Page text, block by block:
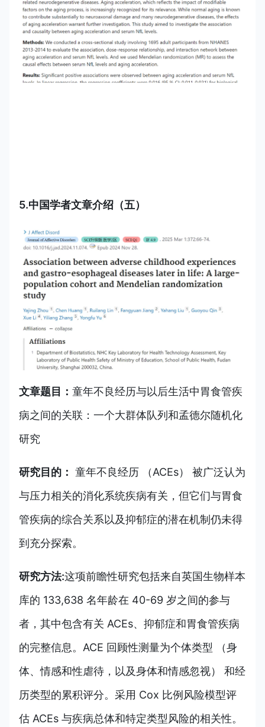
5.中国学者文章介绍（五）
文章题目： 童年不良经历与以后生活中胃食管疾
病之间的关联：一个大群体队列和孟德尔随机化
研究
研究目的： 童年不良经历 （ACEs） 被广泛认为
与压力相关的消化系统疾病有关，但它们与胃食
管疾病的综合关系以及抑郁症的潜在机制仍未得
到充分探索。
研究方法:这项前瞻性研究包括来自英国生物样本
库的 133,638 名年龄在 40-69 岁之间的参与
者，其中包含有关 ACEs、抑郁症和胃食管疾病
的完整信息。ACE 回顾性测量为个体类型 （身
体、情感和性虐待，以及身体和情感忽视） 和经
历类型的累积评分。采用 Cox 比例风险模型评
估 ACEs 与疾病总体和特定类型风险的相关性。